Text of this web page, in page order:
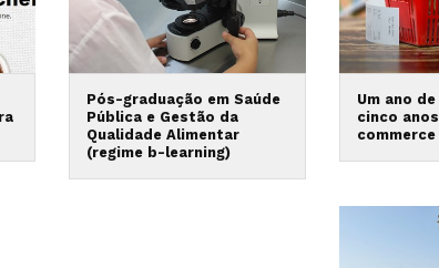
Pós-graduação em Saúde
Pública e Gestão da
Qualidade Alimentar
(regime b-learning)
Um ano
cinco
commerce